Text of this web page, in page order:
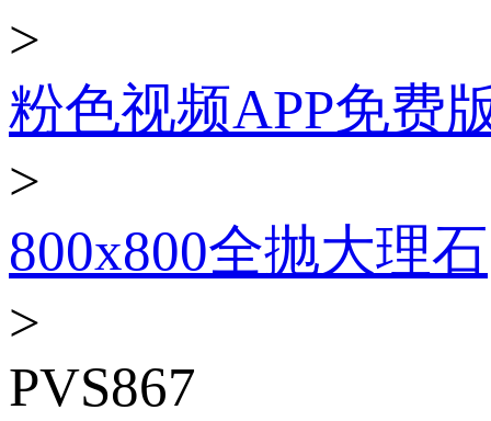
>
粉色视频APP免费
>
800x800全抛大理石
>
PVS867